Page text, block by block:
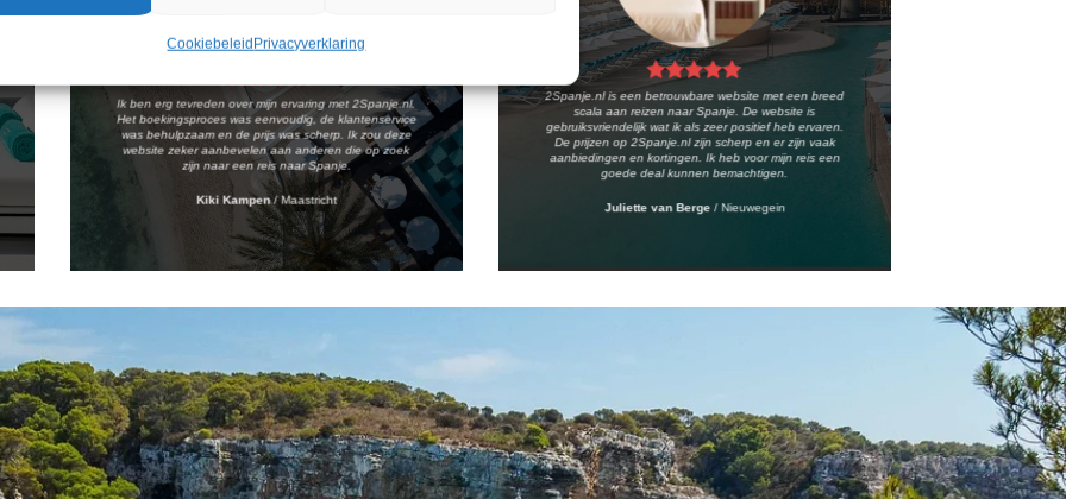
CookiebeleidPrivacyverklaring
Ik ben erg tevreden over mijn ervaring met 2Spanje.nl.
Het boekingsproces was eenvoudig, de klantenservice
was behulpzaam en de prijs was scherp. Ik zou deze
website zeker aanbevelen aan anderen die op zoek
zijn naar een reis naar Spanje.
Kiki Kampen /Maastricht
2Spanje.nl is een betrouwbare website met een breed
scala aan reizen naar Spanje. De website is
gebruiksvriendelijk wat ik als zeer positief heb ervaren.
De prijzen op 2Spanje.nl zijn scherp en er zijn vaak
aanbiedingen en kortingen. Ik heb voor mijn reis een
goede deal kunnen bemachtigen.
Juliette van Berge /Nieuwegein